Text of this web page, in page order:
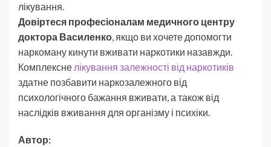
лікування.
Довіртеся професіоналам медичного центру
доктора Василенко, якщо ви хочете допомогти
наркоману кинути вживати наркотики назавжди.
Комплексне лікування залежності від наркотиків
здатне позбавити наркозалежного від
психологічного бажання вживати, а також від
наслідків вживання для організму і психіки.
Автор: